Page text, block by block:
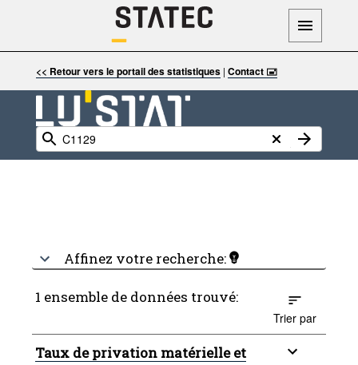
<< Retour vers le portail des statistiques| Contact 🖃
Affinez votre recherche:
1 ensemble de données trouvé:
Trier par
Taux de privation matérielle et